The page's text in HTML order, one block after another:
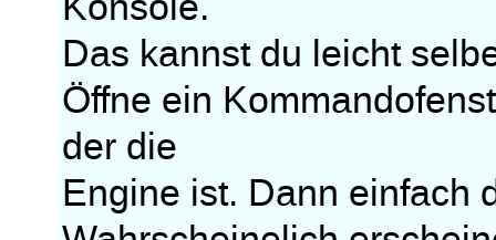
Das kannst du leicht
Öffne ein
der die
Engine ist. Dann einfach